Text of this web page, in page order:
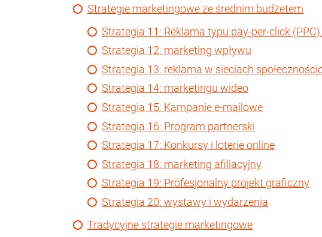
Strategie marketingowe ze średnim budżetem
Strategia 11: Reklama typu pay-per-click (PPC).
Strategia 12: marketing wpływu
Strategia 13: reklama w sieciach
Strategia 14: marketingu wideo
Strategia 15: Kampanie e-mailowe
Strategia 16: Program partnerski
Strategia 17: Konkursy i loterie online
Strategia 18: marketing afiliacyjny
Strategia 19: Profesjonalny projekt graficzny
Strategia 20: wystawy i wydarzenia
Tradycyjne strategie marketingowe